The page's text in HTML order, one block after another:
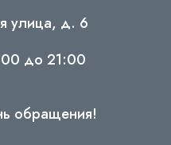
улица, д. 6
до 21:00
обращения!